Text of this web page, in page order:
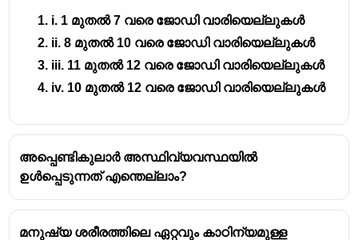
മനുഷ്യശരീരത്തിലെ ഏറ്റവും വലിയ അസ്ഥി
തുടയെല്ല് (Femur)
ആണ്. ഇത് ശരീരഭാരത്തെ
താങ്ങുകയും നടപ്പു/ഓട്ടം പോലുള്ള
പ്രവർത്തനങ്ങളിൽ പ്രധാന പങ്ക് വഹിക്കുകയും
ചെയ്യുന്നതിനാൽ ഏറ്റവും ശക്തവും
കണക്കാക്കപ്പെടുന്നു.
i. 1 മുതൽ 7 വരെ ജോഡി വാരിയെല്ലുകൾ
ii. 8 മുതൽ 10 വരെ ജോഡി വാരിയെല്ലുകൾ
iii. 11 മുതൽ 12 വരെ ജോഡി വാരിയെല്ലുകൾ
iv. 10 മുതൽ 12 വരെ ജോഡി വാരിയെല്ലുകൾ
അപ്പെണ്ടികുലാർ അസ്ഥിവ്യവസ്ഥയിൽ
ഉൾപ്പെടുന്നത് എന്തെല്ലാം?
മനുഷ്യ ശരീരത്തിലെ ഏറ്റവും കാഠിന്യമുള്ള